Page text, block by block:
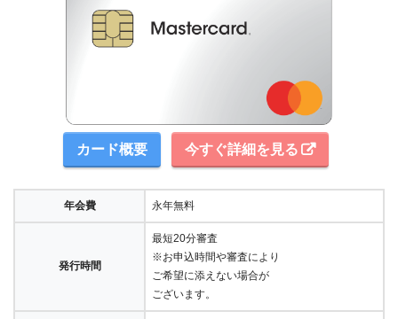
カード概要 今すぐ詳細を見る
年会費 永年無料
発行時間
最短20分審査
※お申込時間や審査により
ご希望に添えない場合が
ございます。